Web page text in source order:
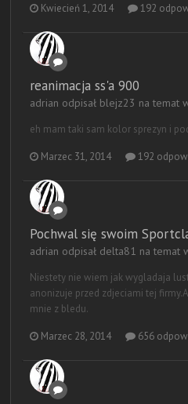
Kwiecień 1, 2014 192
reanimacja ss'a 900
adrian odpisał blejz23 na temat
eh mam taki sam kolor sprezyn i
Marzec 31, 2014 192
Pochwal się swoim
adrian odpisał delta81 na temat
Niestety nie wiem jak wygladaja
anonizuje przed zdjeciami tej
mnie z bledu.
Marzec 28, 2014 656